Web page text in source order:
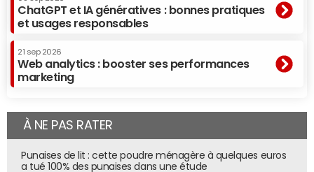
ChatGPT et IA génératives : bonnes pratiques
et usages responsables
21 sep 2026
Web analytics : booster ses performances
marketing
À NE PAS RATER
Punaises de lit : cette poudre ménagère à quelques euros
a tué 100% des punaises dans une étude